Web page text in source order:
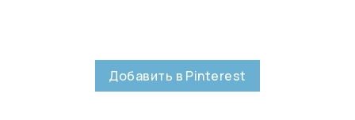
Добавить в Pinterest